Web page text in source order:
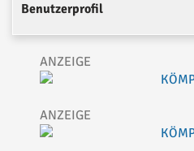
Benutzerprofil